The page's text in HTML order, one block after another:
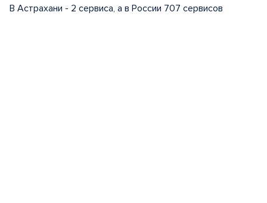
В Астрахани - 2 сервиса, а в России 707 сервисов